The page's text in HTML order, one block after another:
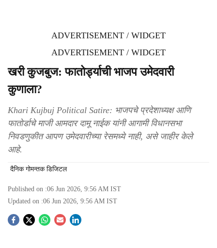
ADVERTISEMENT / WIDGET
ADVERTISEMENT / WIDGET
खरी कुजबुज: फातोर्ड्याची भाजप उमेदवारी
कुणाला?
Khari Kujbuj Political Satire: भाजपचे प्रदेशाध्‍यक्ष आणि
फातोर्डाचे माजी आमदार दामू नाईक यांनी आगामी विधानसभा
निवडणुकीत आपण उमेदवारीच्‍या रेसमध्‍ये नाही, असे जाहीर केले
आहे.
दैनिक गोमन्तक डिजिटल
Published on :06 Jun 2026, 9:56 AM IST
Updated on :06 Jun 2026, 9:56 AM IST
S